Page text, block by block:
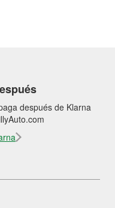
después de Klarna